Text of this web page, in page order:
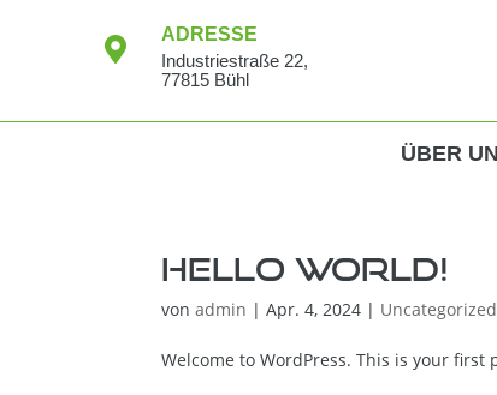

ADRESSE
Industriestraße 22,
77815 Bühl
ÜBER
Hello world!
vonadmin |Apr. 4, 2024 | Uncategorized
Welcome to WordPress. This is your